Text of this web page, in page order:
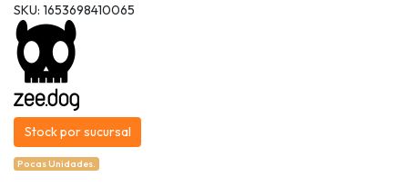
SKU: 1653698410065
Stock por sucursal
Pocas Unidades.